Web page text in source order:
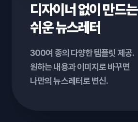
디자이너 없이 만드는
쉬운 뉴스레터
300여 종의 다양한 템플릿 제공.
원하는 내용과 이미지로 바꾸면
나만의 뉴스레터로 변신.